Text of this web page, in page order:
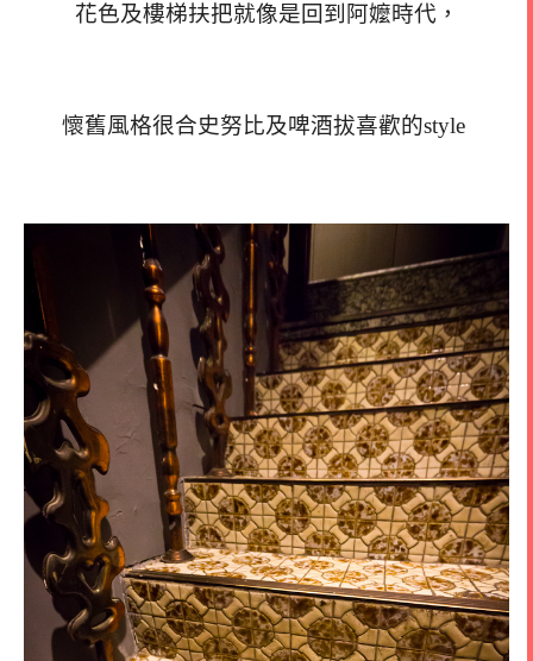
花色及樓梯扶把就像是回到阿嬤時代，
懷舊風格很合史努比及啤酒拔喜歡的style